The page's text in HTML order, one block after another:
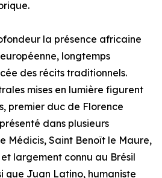
la présence africaine
longtemps
des récits traditionnels.
mises en lumière figurent
premier duc de Florence
dans plusieurs
Médicis, Saint Benoît le Maure,
largement connu au Brésil
que Juan Latino, humaniste